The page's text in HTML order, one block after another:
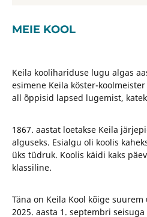
MEIE KOOL
Keila koolihariduse lugu algas
esimene Keila köster-
all õppisid lapsed lugemist,
1867. aastat loetakse Keila
alguseks. Esialgu oli koolis
üks tüdruk. Koolis käidi kaks
klassiline.
Täna on Keila Kool kõige
2025. aasta 1. septembri